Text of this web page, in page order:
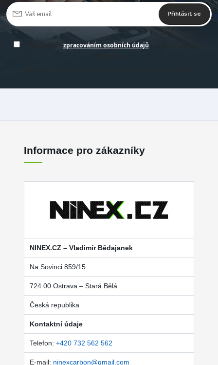
Přihlásit se
zpracováním osobních údajů
Informace pro zákazníky
NINEX.CZ – Vladimír Bědajanek
Na Sovinci 859/15
724 00 Ostrava – Stará Bělá
Česká republika
Kontaktní údaje
Telefon: +420 732 562 562
E-mail: ninexcarbon@gmail.com